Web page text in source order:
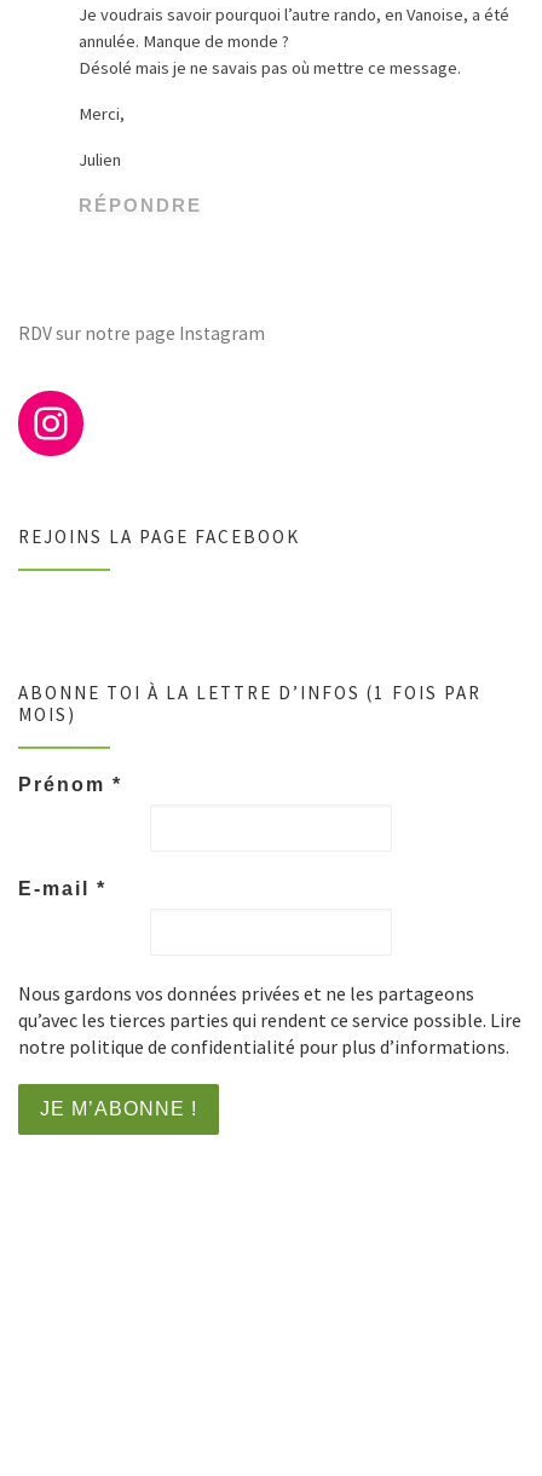
Je voudrais savoir pourquoi l’autre rando, en Vanoise, a été
annulée. Manque de monde ?
Désolé mais je ne savais pas où mettre ce message.
Merci,
Julien
RÉPONDRE
RDV sur notre page Instagram
REJOINS LA PAGE FACEBOOK
ABONNE TOI À LA LETTRE D’INFOS (1 FOIS PAR
MOIS)
Prénom *
E-mail *
Nous gardons vos données privées et ne les partageons
qu’avec les tierces parties qui rendent ce service possible. Lire
notre politique de confidentialité pour plus d’informations.